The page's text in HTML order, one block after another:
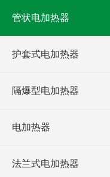
管状电加热器
护套式电加热器
隔爆型电加热器
电加热器
法兰式电加热器